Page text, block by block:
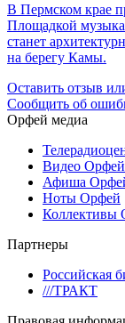
В Пермском крае
Площадкой
станет
на берегу Камы.
Оставить отзыв
Сообщить об
Орфей медиа
Видео Орфей
Афиша
Ноты Орфей
Коллективы
Партнеры
Российская
///ТРАКТ